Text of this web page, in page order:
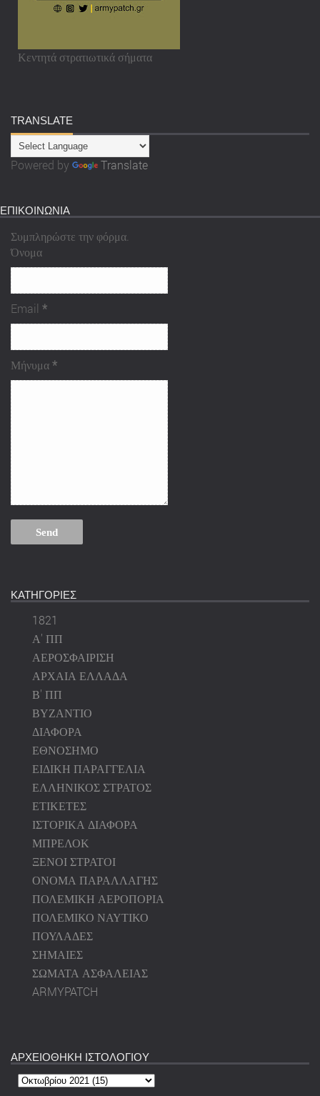
Κεντητά στρατιωτικά σήματα
TRANSLATE
Powered by Translate
ΕΠΙΚΟΙΝΩΝΙΑ
Συμπληρώστε την φόρμα.
Όνομα
Email *
Μήνυμα*
ΚΑΤΗΓΟΡΙΕΣ
1821
Α' ΠΠ
ΑΕΡΟΣΦΑΙΡΙΣΗ
ΑΡΧΑΙΑ ΕΛΛΑΔΑ
Β' ΠΠ
ΒΥΖΑΝΤΙΟ
ΔΙΑΦΟΡΑ
ΕΘΝΟΣΗΜΟ
ΕΙΔΙΚΗ ΠΑΡΑΓΓΕΛΙΑ
ΕΛΛΗΝΙΚΟΣ ΣΤΡΑΤΟΣ
ΕΤΙΚΕΤΕΣ
ΙΣΤΟΡΙΚΑ ΔΙΑΦΟΡΑ
ΜΠΡΕΛΟΚ
ΞΕΝΟΙ ΣΤΡΑΤΟΙ
ΟΝΟΜΑ ΠΑΡΑΛΛΑΓΗΣ
ΠΟΛΕΜΙΚΗ ΑΕΡΟΠΟΡΙΑ
ΠΟΛΕΜΙΚΟ ΝΑΥΤΙΚΟ
ΠΟΥΛΑΔΕΣ
ΣΗΜΑΙΕΣ
ΣΩΜΑΤΑ ΑΣΦΑΛΕΙΑΣ
ARMYPATCH
ΑΡΧΕΙΟΘΗΚΗ ΙΣΤΟΛΟΓΙΟΥ